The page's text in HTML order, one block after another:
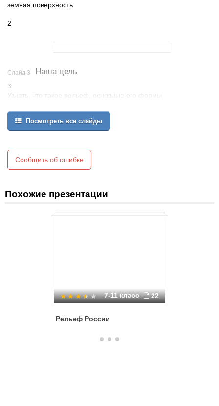
земная поверхность.
2
Слайд 3 Наша цель
3
Узнать, что такое рельеф, основные его формы.
Посмотреть все слайды
Сообщить об ошибке
Похожие презентации
7-11 класс 22
Рельеф России